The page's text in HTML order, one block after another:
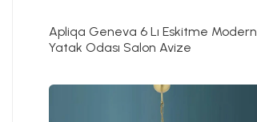
Apliqa Geneva 6 Lı Eskitme Modern
Yatak Odası Salon Avize